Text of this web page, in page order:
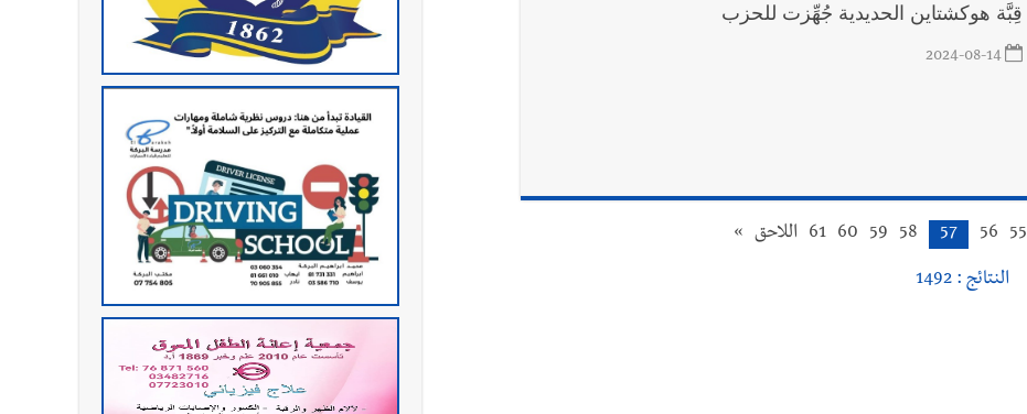
قِبَّة هوكشتاين الحديدية جُهِّزت للحزب
2024-08-14
55
56
57
58
59
60
61 اللاحق »
النتائج : 1492